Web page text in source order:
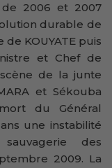
de 2006 et 2007
durable de
KOUYATE puis
et Chef de
de la junte
et Sékouba
du Général
une instabilité
des
2009. La